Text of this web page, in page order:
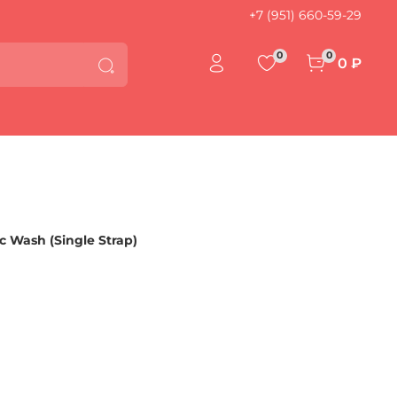
+7 (951) 660-59-29
0 0 0 ₽
Wash (Single Strap)